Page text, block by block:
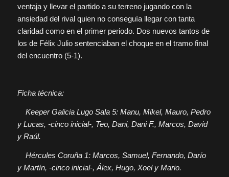
ventaja y llevar el partido a su terreno jugando con la
ansiedad del rival quien no conseguía llegar con tanta
claridad como en el primer periodo. Dos nuevos tantos de
los de Félix Julio sentenciaban el choque en el tramo final
del encuentro (5-1).
Ficha técnica:
Keeper Galicia Lugo Sala 5: Manu, Mikel, Mauro, Pedro
y Lucas, -cinco inicial-, Teo, Dani, Dani F., Marcos, David
y Raúl.
Hércules Coruña 1: Marcos, Samuel, Fernando, Darío
y Martín, -cinco inicial-, Álex, Hugo, Xoel y Mario.